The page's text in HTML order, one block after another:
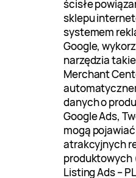
ścisłe
sklepu
systemem
Google,
narzędzia
Merchant
danych o
Google Ads,
mogą
atrakcyjnych
produktowych
Listing Ads –